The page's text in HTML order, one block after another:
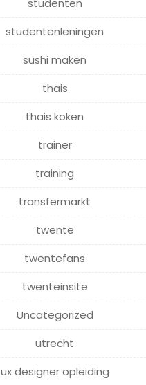
studenten
studentenleningen
sushi maken
thais
thais koken
trainer
training
transfermarkt
twente
twentefans
twenteinsite
Uncategorized
utrecht
ux designer opleiding